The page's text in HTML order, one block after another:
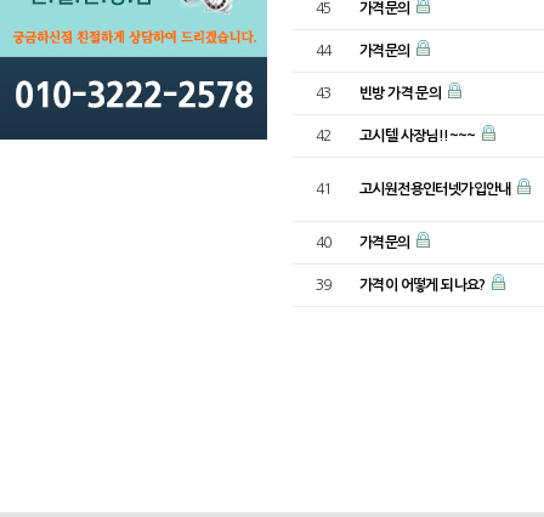
45 가격문의
44 가격문의
43 빈방 가격 문의
42 고시텔 사장님!!~~~
41 고시원전용인터넷가입안내
40 가격문의
39 가격이 어떻게 되나요?